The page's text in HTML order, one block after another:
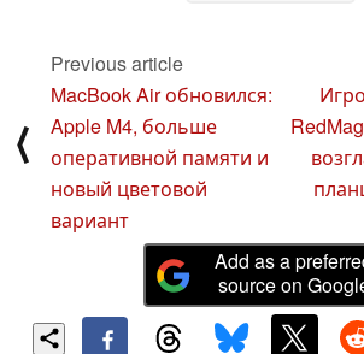
⟨
Previous article
MacBook Air обновился:
Apple M4, больше
оперативной памяти и
новый цветовой
вариант
Add as a
source on